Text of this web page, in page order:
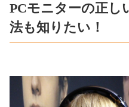
PCモニターの正し
法も知りたい！